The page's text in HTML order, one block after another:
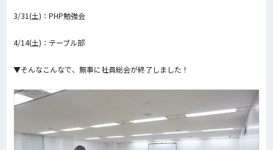
3/31(土)：PHP勉強会
4/14(土)：テーブル部
▼そんなこんなで、無事に社員総会が終了しました！